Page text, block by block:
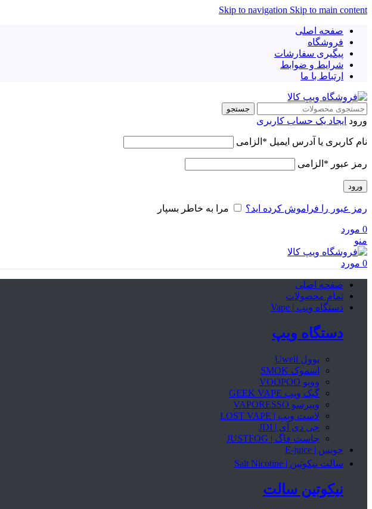
Skip to navigation Skip to main content
صفحه اصلی
فروشگاه
پیگیری سفارشات
شرایط و ضوابط
ارتباط با ما
جستجو
ورود ایجاد یک حساب کاربری
نام کاربری یا آدرس ایمیل * الزامی
رمز عبور * الزامی
ورود
رمز عبور را فراموش کرده اید؟ مرا به خاطر بسپار
0 مورد
منو
0 مورد
صفحه اصلی
تمام محصولات
دستگاه ویپ | Vape
دستگاه ویپ
یوول Uwell
اسموک SMOK
ووپو VOOPOO
گیک ویپ GEEK VAPE
ویپرسو VAPORESSO
لاست ویپ | LOST VAPE
جی دی آی | JDI
جاست فاگ | JUSTFOG
جویس | E-juice
سالت نیکوتین | Salt Nicotine
نیکوتین سالت